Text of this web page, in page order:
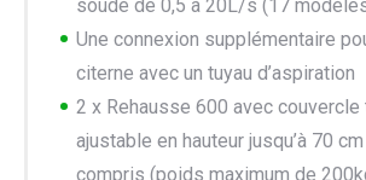
soudé de 0,5 à 20L/s (17
Une connexion supplémentaire
citerne avec un tuyau d’aspiration
2 x Rehausse 600 avec
ajustable en hauteur jusqu’à 70
compris (poids maximum de